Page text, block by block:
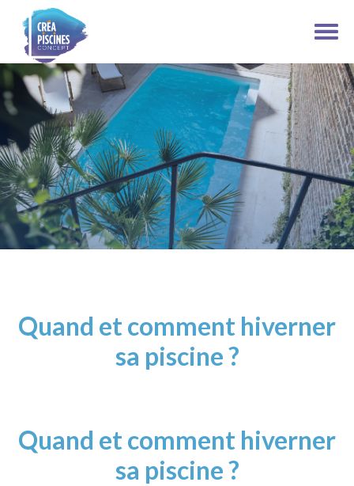
Quand et comment hiverner
sa piscine ?
Quand et comment hiverner
sa piscine ?